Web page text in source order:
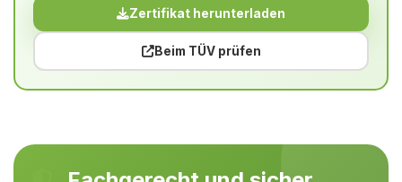
Zertifikat herunterladen
Beim TÜV prüfen